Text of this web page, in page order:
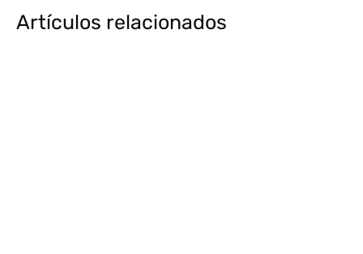
Artículos relacionados